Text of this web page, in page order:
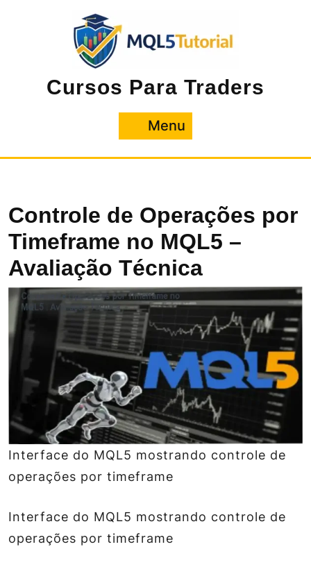
Cursos Para Traders
Menu
Controle de Operações por
Timeframe no MQL5 –
Avaliação Técnica
Interface do MQL5 mostrando controle de
operações por timeframe
Interface do MQL5 mostrando controle de
operações por timeframe